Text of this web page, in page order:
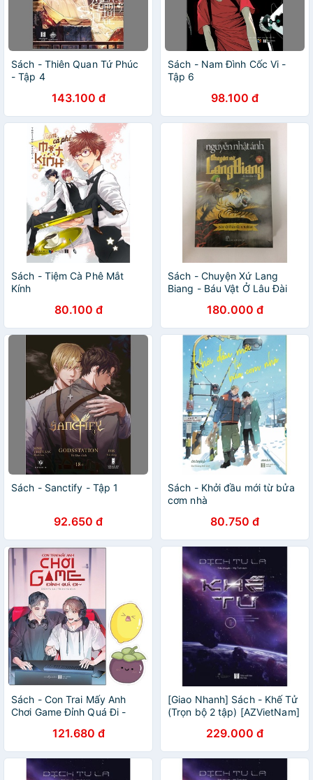
Sách - Thiên Quan Tứ Phúc
- Tập 4
143.100 đ
Sách - Nam Đình Cốc Vi -
Tập 6
98.100 đ
Sách - Tiệm Cà Phê Mắt
Kính
80.100 đ
Sách - Chuyện Xứ Lang
Biang - Báu Vật Ở Lâu Đài
180.000 đ
Sách - Sanctify - Tập 1
92.650 đ
Sách - Khởi đầu mới từ bửa
cơm nhà
80.750 đ
Sách - Con Trai Mấy Anh
Chơi Game Đỉnh Quá Đi -
121.680 đ
[Giao Nhanh] Sách - Khế Tử
(Trọn bộ 2 tập) [AZVietNam]
229.000 đ